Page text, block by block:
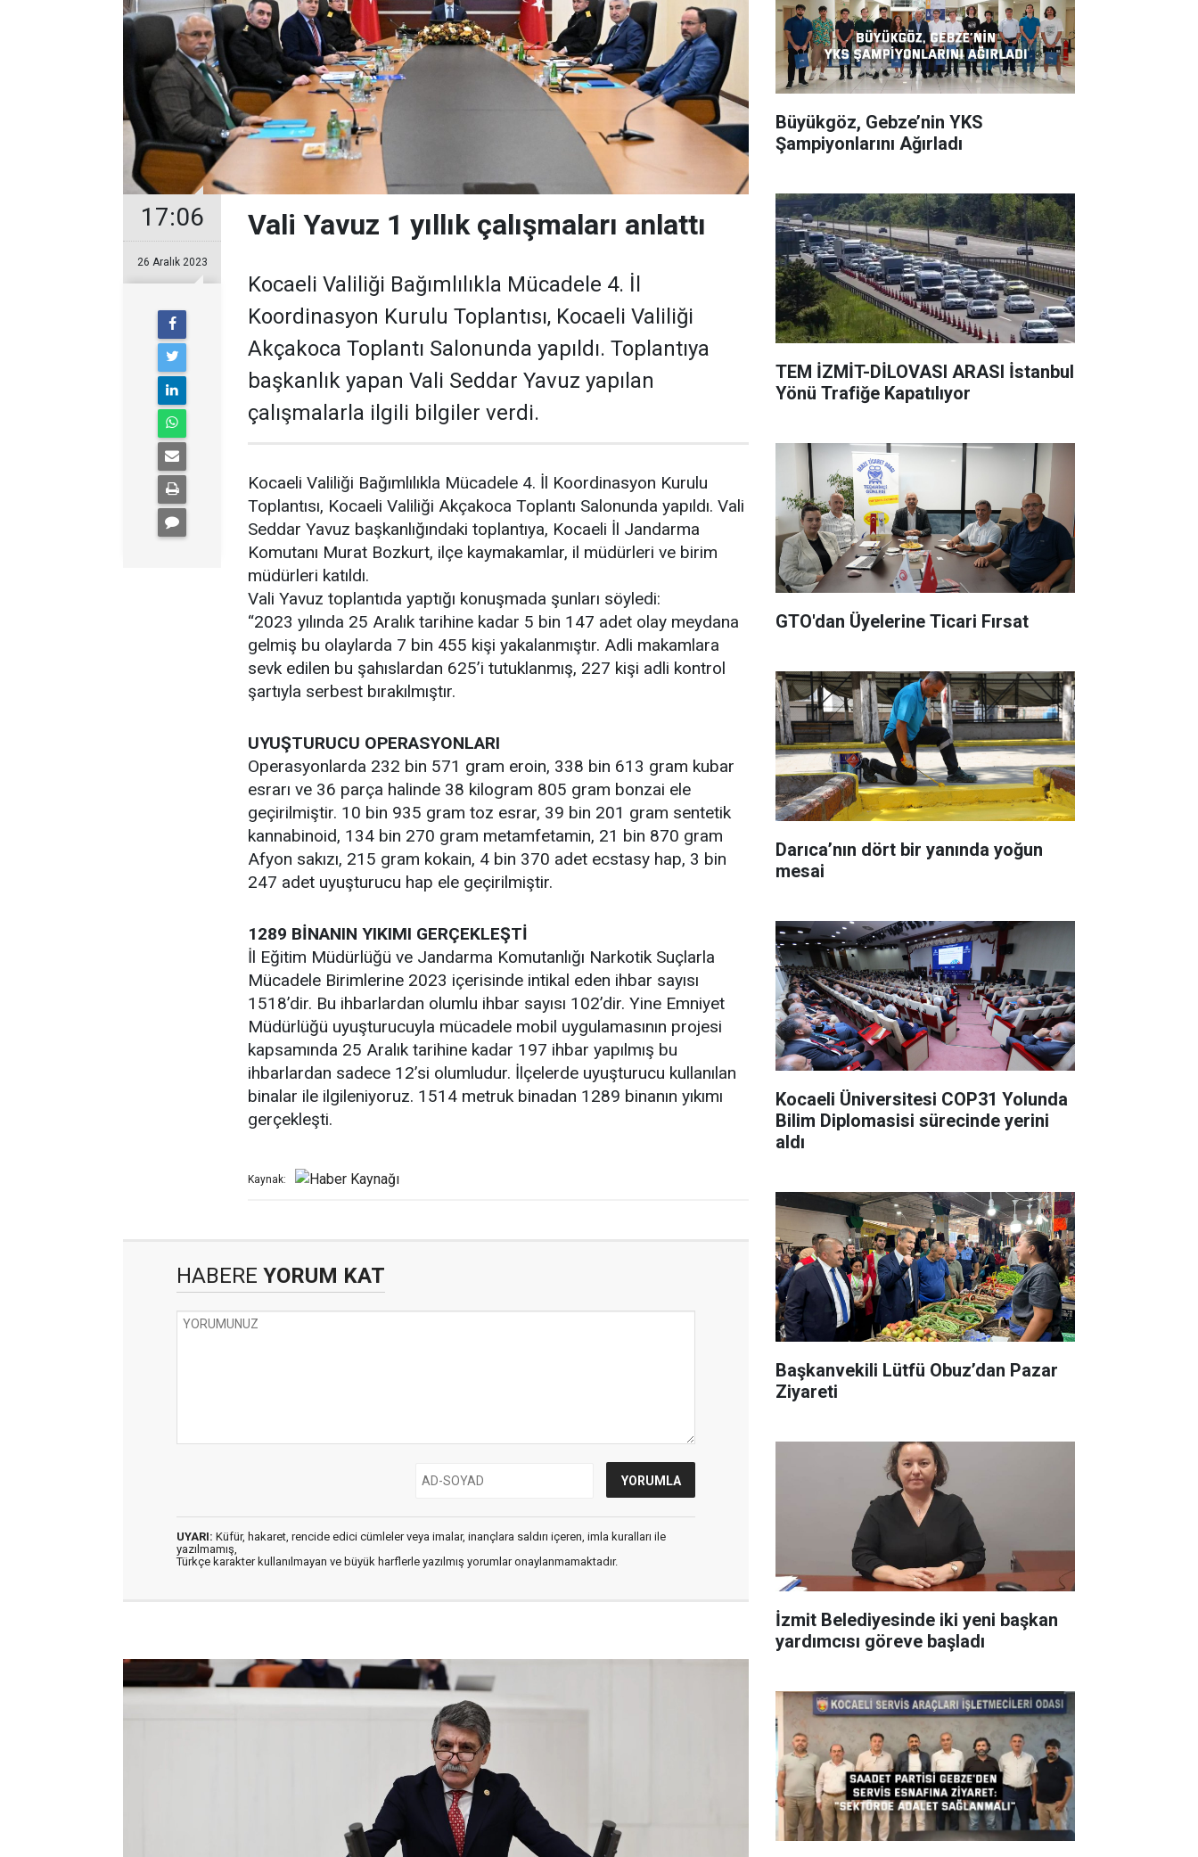
17:06
26 Aralık 2023
Vali Yavuz 1 yıllık çalışmaları anlattı
Kocaeli Valiliği Bağımlılıkla Mücadele 4. İl
Koordinasyon Kurulu Toplantısı, Kocaeli Valiliği
Akçakoca Toplantı Salonunda yapıldı. Toplantıya
başkanlık yapan Vali Seddar Yavuz yapılan
çalışmalarla ilgili bilgiler verdi.
Kocaeli Valiliği Bağımlılıkla Mücadele 4. İl Koordinasyon Kurulu
Toplantısı, Kocaeli Valiliği Akçakoca Toplantı Salonunda yapıldı. Vali
Seddar Yavuz başkanlığındaki toplantıya, Kocaeli İl Jandarma
Komutanı Murat Bozkurt, ilçe kaymakamlar, il müdürleri ve birim
müdürleri katıldı.
Vali Yavuz toplantıda yaptığı konuşmada şunları söyledi:
“2023 yılında 25 Aralık tarihine kadar 5 bin 147 adet olay meydana
gelmiş bu olaylarda 7 bin 455 kişi yakalanmıştır. Adli makamlara
sevk edilen bu şahıslardan 625’i tutuklanmış, 227 kişi adli kontrol
şartıyla serbest bırakılmıştır.
UYUŞTURUCU OPERASYONLARI
Operasyonlarda 232 bin 571 gram eroin, 338 bin 613 gram kubar
esrarı ve 36 parça halinde 38 kilogram 805 gram bonzai ele
geçirilmiştir. 10 bin 935 gram toz esrar, 39 bin 201 gram sentetik
kannabinoid, 134 bin 270 gram metamfetamin, 21 bin 870 gram
Afyon sakızı, 215 gram kokain, 4 bin 370 adet ecstasy hap, 3 bin
247 adet uyuşturucu hap ele geçirilmiştir.
1289 BİNANIN YIKIMI GERÇEKLEŞTİ
İl Eğitim Müdürlüğü ve Jandarma Komutanlığı Narkotik Suçlarla
Mücadele Birimlerine 2023 içerisinde intikal eden ihbar sayısı
1518’dir. Bu ihbarlardan olumlu ihbar sayısı 102’dir. Yine Emniyet
Müdürlüğü uyuşturucuyla mücadele mobil uygulamasının projesi
kapsamında 25 Aralık tarihine kadar 197 ihbar yapılmış bu
ihbarlardan sadece 12’si olumludur. İlçelerde uyuşturucu kullanılan
binalar ile ilgileniyoruz. 1514 metruk binadan 1289 binanın yıkımı
gerçekleşti.
Kaynak:
HABERE YORUM KAT
UYARI: Küfür, hakaret, rencide edici cümleler veya imalar, inançlara saldırı içeren, imla kuralları ile
yazılmamış,
Türkçe karakter kullanılmayan ve büyük harflerle yazılmış yorumlar onaylanmamaktadır.
Büyükgöz, Gebze’nin YKS
Şampiyonlarını Ağırladı
TEM İZMİT-DİLOVASI ARASI İstanbul
Yönü Trafiğe Kapatılıyor
GTO'dan Üyelerine Ticari Fırsat
Darıca’nın dört bir yanında yoğun
mesai
Kocaeli Üniversitesi COP31 Yolunda
Bilim Diplomasisi sürecinde yerini
aldı
Başkanvekili Lütfü Obuz’dan Pazar
Ziyareti
İzmit Belediyesinde iki yeni başkan
yardımcısı göreve başladı